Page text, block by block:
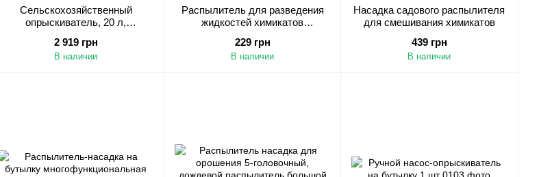
Сельскохозяйственный
опрыскиватель, 20 л,
2 919 грн
В наличии
Распылитель для разведения
жидкостей химикатов
229 грн
В наличии
Насадка садового распылителя
для смешивания химикатов
439 грн
В наличии